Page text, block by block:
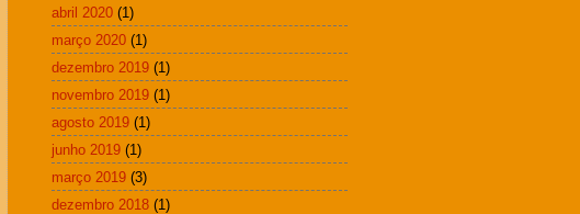
abril 2020 (1)
março 2020 (1)
dezembro 2019 (1)
novembro 2019 (1)
agosto 2019 (1)
junho 2019 (1)
março 2019 (3)
dezembro 2018 (1)